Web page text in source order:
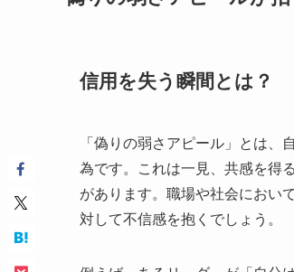
信用を失う瞬間とは？
「偽りの弱さアピール」とは
為です。これは一見、共感を得
があります。職場や社会におい
対して不信感を抱くでしょう。